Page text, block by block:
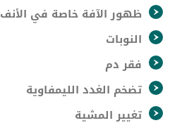
ظهور الآفة خاصة في الأنف
النوبات
فقر دم
تضخم الغدد الليمفاوية
تغيير المشية